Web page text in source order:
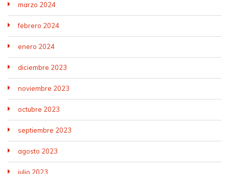
marzo 2024
febrero 2024
enero 2024
diciembre 2023
noviembre 2023
octubre 2023
septiembre 2023
agosto 2023
julio 2023